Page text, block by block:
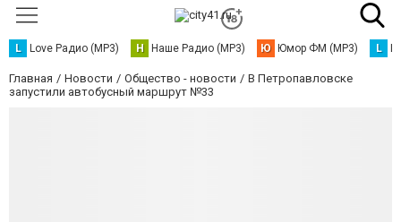
L Love Радио (MP3) Н Наше Радио (MP3) Ю Юмор ФМ (MP3) L
Главная Новости Общество - новости
В Петропавловске
запустили автобусный маршрут №33